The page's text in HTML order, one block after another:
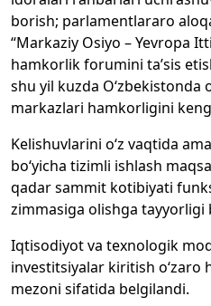
borish; parlamentlararo
“Markaziy Osiyo – Yevropa
hamkorlik forumini ta’sis
shu yil kuzda O‘zbekistonda
markazlari hamkorligini
Kelishuvlarini o‘z vaqtida
bo‘yicha tizimli ishlash
qadar sammit kotibiyati
zimmasiga olishga tayyorligi
Iqtisodiyot va texnologik
investitsiyalar kiritish
mezoni sifatida belgilandi.